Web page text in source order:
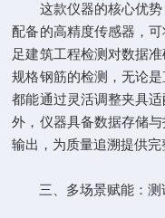
这款仪器的核心优势
配备的高精度传感器，
足建筑工程检测对数据
规格钢筋的检测，无论
都能通过灵活调整夹具
外，仪器具备数据存储
输出，为质量追溯提供完
三、多场景赋能：测